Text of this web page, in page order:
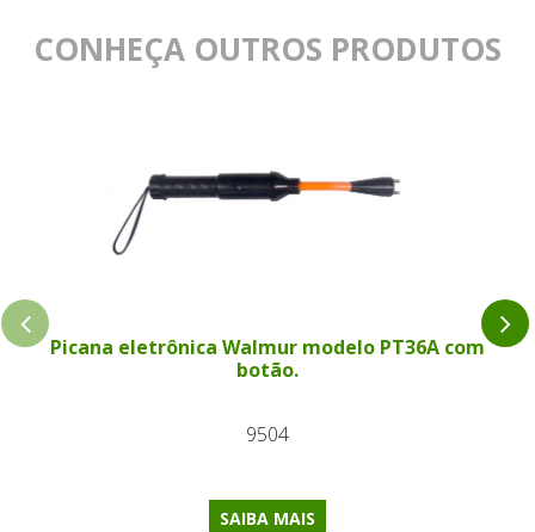
CONHEÇA OUTROS PRODUTOS
Picana eletrônica Walmur modelo PT36A com
botão.
9504
SAIBA MAIS